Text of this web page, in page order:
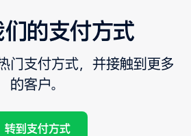
的支付方式
门支付方式，并接触到更多
的客户。
转到支付方式